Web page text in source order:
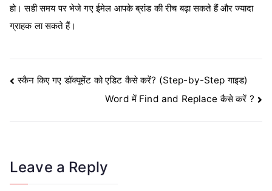
हो। सही समय पर भेजे गए ईमेल आपके ब्रांड की रीच बढ़ा सकते हैं और ज्यादा
ग्राहक ला सकते हैं।
Post
स्कैन किए गए डॉक्यूमेंट को एडिट कैसे करें? (Step-by-Step गाइड)
Word में Find and Replace कैसे करें ?
Leave a Reply